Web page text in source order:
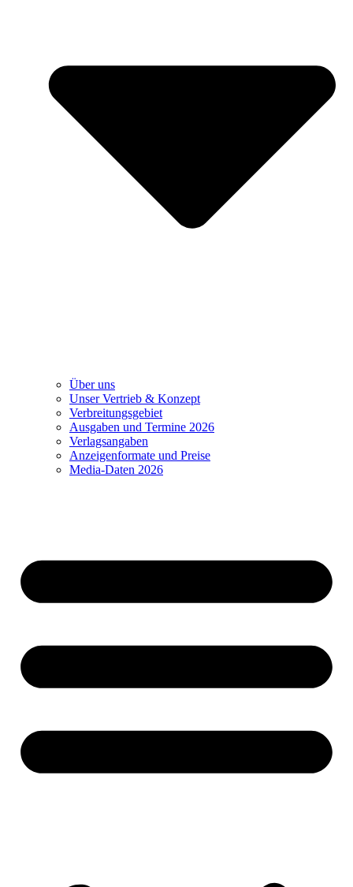
Über uns
Unser Vertrieb & Konzept
Verbreitungsgebiet
Ausgaben und Termine 2026
Verlagsangaben
Anzeigenformate und Preise
Media-Daten 2026